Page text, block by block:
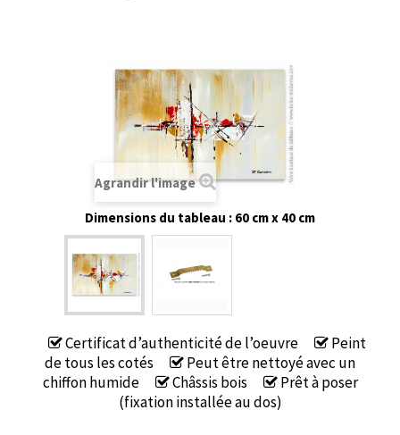
Agrandir l'image
Dimensions du tableau : 60 cm x 40 cm
Certificat d’authenticité de l’oeuvre
Peint
de tous les cotés
Peut être nettoyé avec un
chiffon humide
Châssis bois
Prêt à poser
(fixation installée au dos)